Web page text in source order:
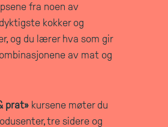
fra noen av
kokker og
og du lærer hva som gir
av mat og
prat» kursene møter du
tre sidere og